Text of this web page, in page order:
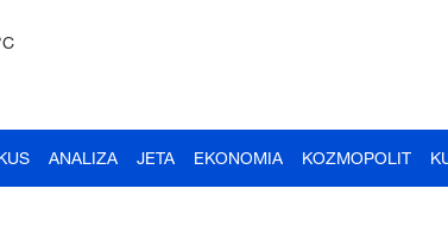
ANALIZA JETA EKONOMIA KOZMOPOLIT